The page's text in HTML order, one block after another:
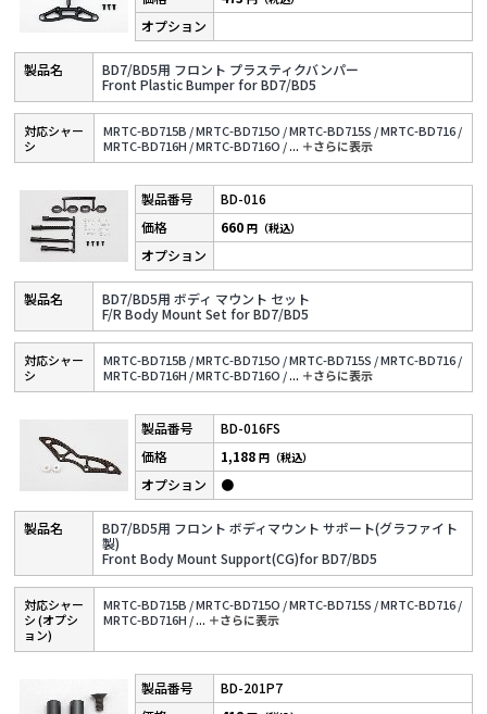
BD7/BD5用 フロント プラスティクバンパー
Front Plastic Bumper for BD7/BD5
対応シャー
シ
MRTC-BD715B /MRTC-BD715O /MRTC-BD715S /MRTC-BD716 /
MRTC-BD716H /MRTC-BD716O /... ＋さらに表⽰
BD-016
BD7/BD5用 ボディ マウント セット
F/R Body Mount Set for BD7/BD5
660円（税込）
対応シャー
シ
MRTC-BD715B /MRTC-BD715O /MRTC-BD715S /MRTC-BD716 /
MRTC-BD716H /MRTC-BD716O /... ＋さらに表⽰
BD-016FS
BD7/BD5用 フロント ボディマウント サポート(グラファイト
製)
Front Body Mount Support(CG)for BD7/BD5
1,188円（税込）
●
対応シャー
シ (オプシ
ョン)
MRTC-BD715B /MRTC-BD715O /MRTC-BD715S /MRTC-BD716 /
MRTC-BD716H /... ＋さらに表⽰
BD-201P7